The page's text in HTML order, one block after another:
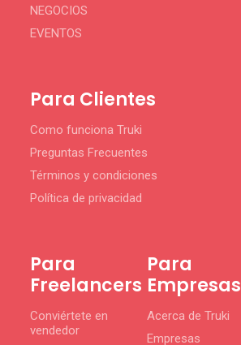
NEGOCIOS
EVENTOS
Para Clientes
Como funciona Truki
Preguntas Frecuentes
Términos y condiciones
Política de privacidad
Para
Freelancers
Conviértete en
vendedor
Para
Empresas
Acerca de Truki
Empresas